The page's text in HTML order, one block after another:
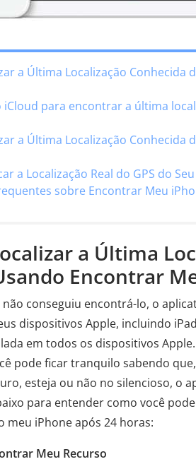
a Última Localização
iCloud para encontrar a última
a Última Localização Conhecida
a Localização Real do GPS do
sobre Encontrar Meu
a Última
Encontrar
conseguiu encontrá-lo, o
dispositivos Apple, incluindo
em todos os dispositivos
pode ficar tranquilo sabendo
esteja ou não no silencioso, o
para entender como você
meu iPhone após 24 horas:
Meu Recurso